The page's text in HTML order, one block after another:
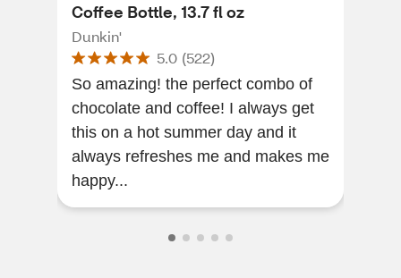
Coffee Bottle, 13.7 fl oz
Dunkin'
5.0 (522)
So amazing! the perfect combo of
chocolate and coffee! I always get
this on a hot summer day and it
always refreshes me and makes me
happy...